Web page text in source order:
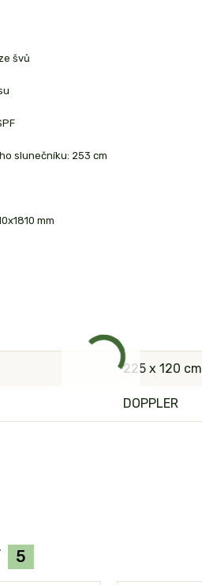
švů
slunečníku: 253 cm
mm
225 x 120 cm
DOPPLER
5